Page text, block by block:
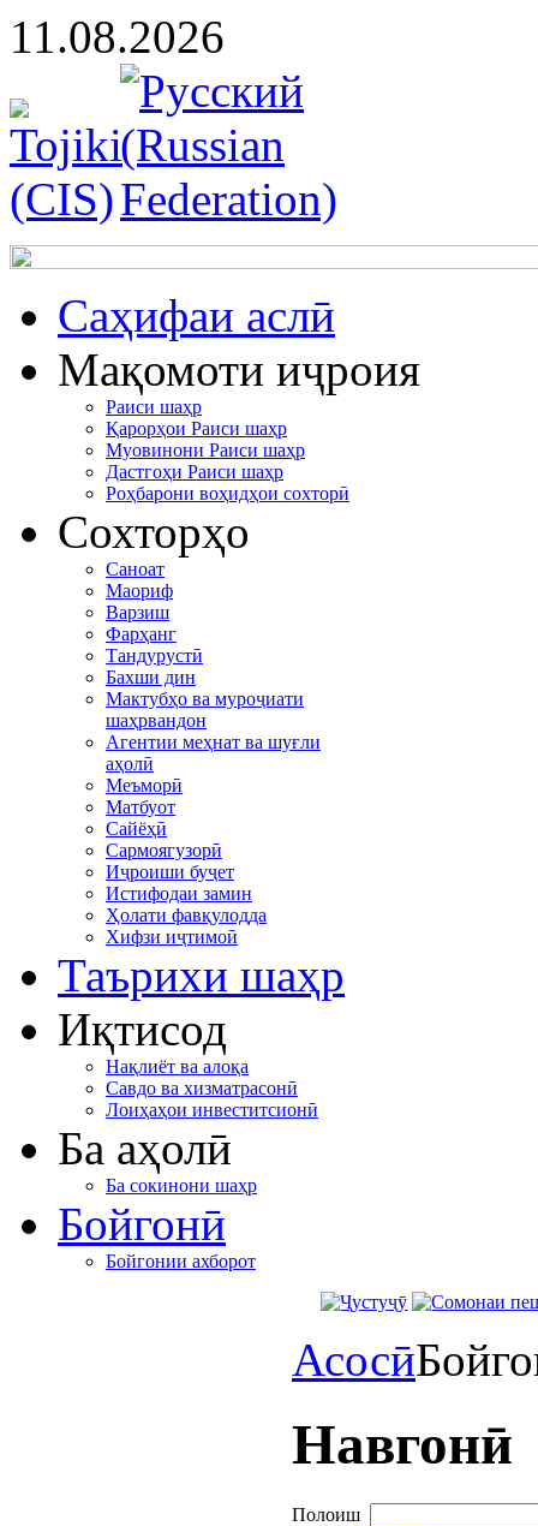
11.08.2026
Cаҳифаи аслӣ
Мақомоти иҷроия
Раиси шаҳр
Қарорҳои Раиси шаҳр
Муовинони Раиси шаҳр
Дастгоҳи Раиси шаҳр
Роҳбарони воҳидҳои сохторӣ
Сохторҳо
Саноат
Маориф
Варзиш
Фарҳанг
Тандурустӣ
Бахши дин
Мактубҳо ва муроҷиати
шаҳрвандон
Агентии меҳнат ва шуғли
аҳолӣ
Меъморӣ
Матбуот
Сайёҳӣ
Сармоягузорӣ
Иҷроиши буҷет
Истифодаи замин
Ҳолати фавқулодда
Хифзи иҷтимоӣ
Таърихи шаҳр
Иқтисод
Нақлиёт ва алоқа
Савдо ва хизматрасонӣ
Лоиҳаҳои инвеститсионӣ
Ба аҳолӣ
Ба сокинони шаҳр
Бойгонӣ
Бойгонии ахборот
Асосӣ
Навгонӣ
Полоиш